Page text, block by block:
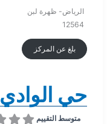
الرياض- ظهرة لبن
12564
بلغ عن المركز
حي
متوسط التقييم